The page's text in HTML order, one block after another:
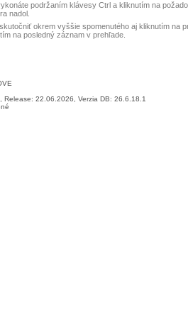
podržaním klávesy Ctrl a kliknutím na
nadol.
okrem vyššie spomenutého aj kliknutím na
na posledný záznam v prehľade.
22.06.2026, Verzia DB: 26.6.18.1